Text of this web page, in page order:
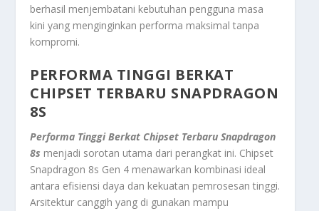
berhasil menjembatani kebutuhan pengguna masa
kini yang menginginkan performa maksimal tanpa
kompromi.
PERFORMA TINGGI BERKAT
CHIPSET TERBARU SNAPDRAGON
8S
Performa Tinggi Berkat Chipset Terbaru Snapdragon
8s menjadi sorotan utama dari perangkat ini. Chipset
Snapdragon 8s Gen 4 menawarkan kombinasi ideal
antara efisiensi daya dan kekuatan pemrosesan tinggi.
Arsitektur canggih yang di gunakan mampu